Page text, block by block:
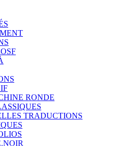
RONDE
TRADUCTIONS